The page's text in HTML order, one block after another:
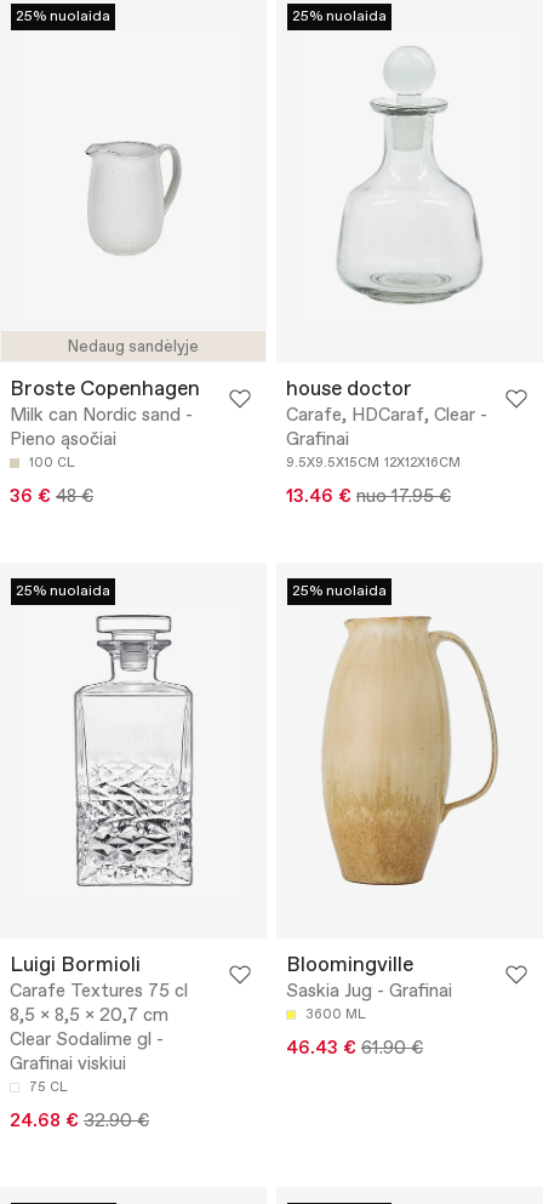
Nedaug sandėlyje
25% nuolaida
Broste Copenhagen
Milk can Nordic sand -
Pieno ąsočiai
100 CL
36 € 48 €
25% nuolaida
house doctor
Carafe, HDCaraf, Clear -
Grafinai
9.5X9.5X15CM 12X12X16CM
13.46 € nuo 17.95 €
25% nuolaida
Luigi Bormioli
Carafe Textures 75 cl
8,5 x 8,5 x 20,7 cm
Clear Sodalime gl -
Grafinai viskiui
75 CL
24.68 € 32.90 €
25% nuolaida
Bloomingville
Saskia Jug - Grafinai
3600 ML
46.43 € 61.90 €